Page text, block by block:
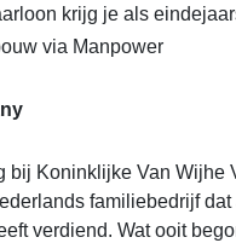
krijg je als
via Manpower
bij Koninklijke Van Wijhe
familiebedrijf
verdiend. Wat ooit